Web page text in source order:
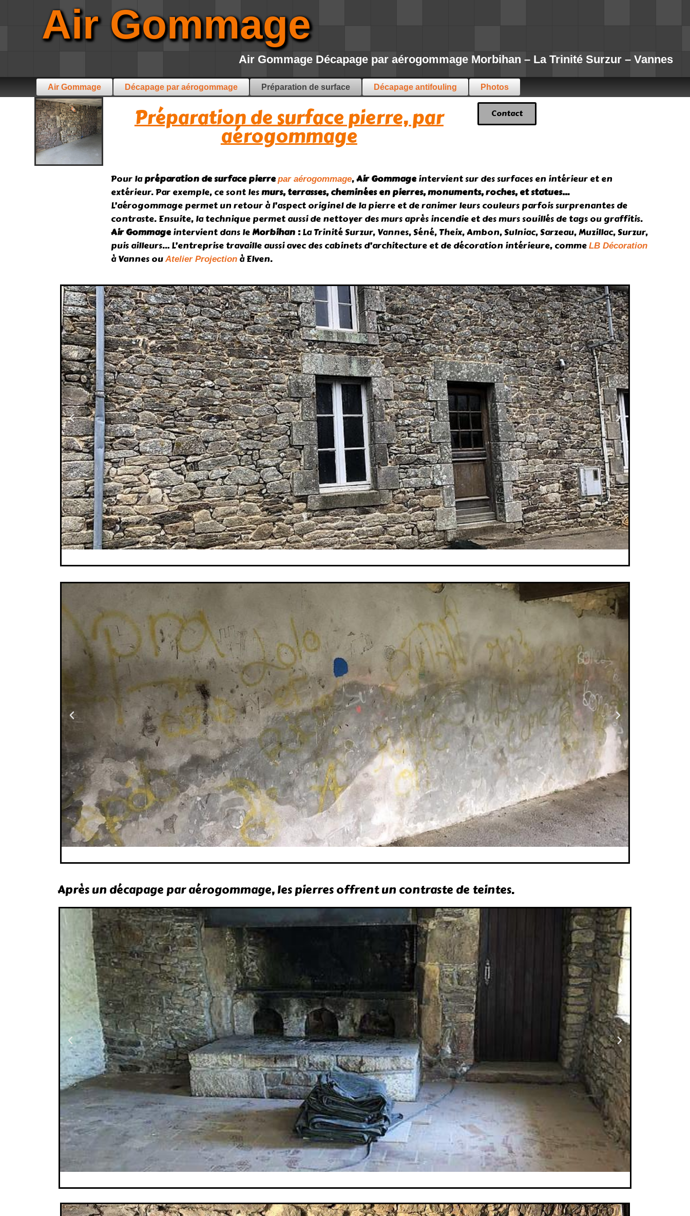
Air Gommage
Air Gommage Décapage par aérogommage Morbihan – La Trinité Surzur – Vannes
Air Gommage Décapage par aérogommage Préparation de surface Décapage antifouling Photos
Préparation de surface pierre, par
aérogommage
Contact
Pour lapréparation de surface pierrepar aérogommage,Air Gommageintervient sur des surfaces en intérieur et en
extérieur. Par exemple, ce sont lesmurs, terrasses, cheminées en pierres, monuments, roches, et statues…
L’aérogommage permet un retour à l’aspect originel de la pierre et de ranimer leurs couleurs parfois surprenantes de
contraste. Ensuite, la technique permet aussi de nettoyer des murs après incendie et des murs souillés de tags ou graffitis.
Air Gommageintervient dans leMorbihan :La Trinité Surzur, Vannes, Séné, Theix, Ambon, Sulniac, Sarzeau, Muzillac, Surzur,
puis ailleurs… L’entreprise travaille aussi avec des cabinets d’architecture et de décoration intérieure, commeLB Décoration
à Vannes ouAtelier Projection à Elven.
Après un décapage par aérogommage, les pierres offrent un contraste de teintes.